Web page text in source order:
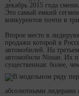
декабрь 2015 года
Это самый емкий
конкурентов почти в
Второе место в
продажи которой в
автомобилей. На
автомобили Nissan. Их
существенная: более,
В модельном ряду
абсолютными лидерами